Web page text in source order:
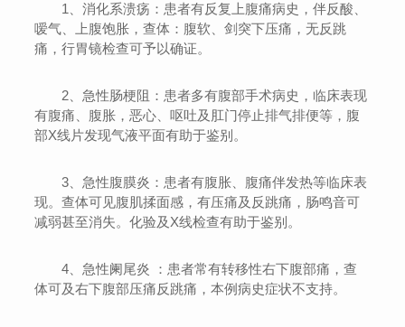
1、消化系溃疡：患者有反复上腹痛病史，伴反酸、
嗳气、上腹饱胀，查体：腹软、剑突下压痛，无反跳
痛，行胃镜检查可予以确证。
2、急性肠梗阻：患者多有腹部手术病史，临床表现
有腹痛、腹胀，恶心、呕吐及肛门停止排气排便等，腹
部X线片发现气液平面有助于鉴别。
3、急性腹膜炎：患者有腹胀、腹痛伴发热等临床表
现。查体可见腹肌揉面感，有压痛及反跳痛，肠鸣音可
减弱甚至消失。化验及X线检查有助于鉴别。
4、急性阑尾炎 ：患者常有转移性右下腹部痛，查
体可及右下腹部压痛反跳痛，本例病史症状不支持。